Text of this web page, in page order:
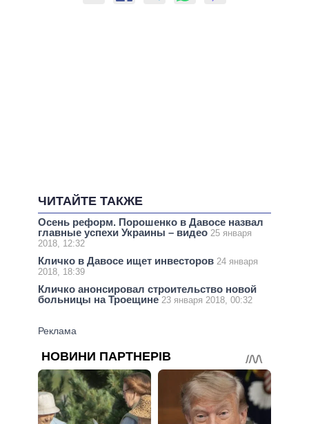
ЧИТАЙТЕ ТАКЖЕ
Осень реформ. Порошенко в Давосе назвал
главные успехи Украины – видео 25 января
2018, 12:32
Кличко в Давосе ищет инвесторов 24 января
2018, 18:39
Кличко анонсировал строительство новой
больницы на Троещине 23 января 2018, 00:32